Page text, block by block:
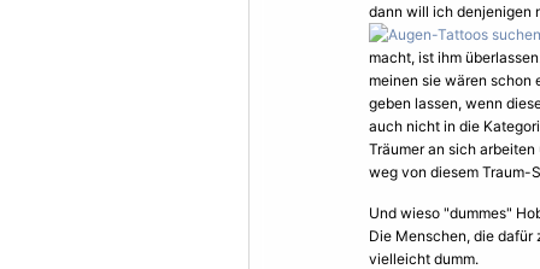
dann will ich denjenigen
macht, ist ihm
meinen sie wären schon
geben lassen, wenn
auch nicht in die
Träumer an sich
weg von diesem Traum-
Und wieso "dummes"
Die Menschen, die dafür
vielleicht dumm.